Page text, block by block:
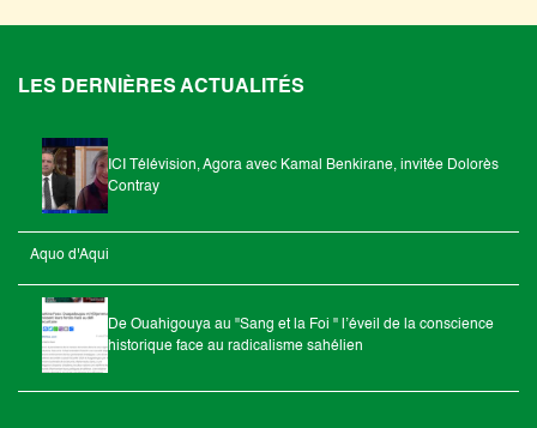
LES DERNIÈRES ACTUALITÉS
ICI Télévision, Agora avec Kamal Benkirane, invitée Dolorès
Contray
Aquo d'Aqui
De Ouahigouya au "Sang et la Foi " l’éveil de la conscience
historique face au radicalisme sahélien